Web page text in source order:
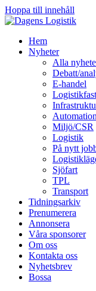
Hoppa till innehåll
Hem
Nyheter
Alla
Debatt/
E-handel
Miljö/CSR
Logistik
På nytt
Sjöfart
TPL
Transport
Tidningsarkiv
Prenumerera
Annonsera
Våra sponsorer
Om oss
Kontakta oss
Nyhetsbrev
Bossa